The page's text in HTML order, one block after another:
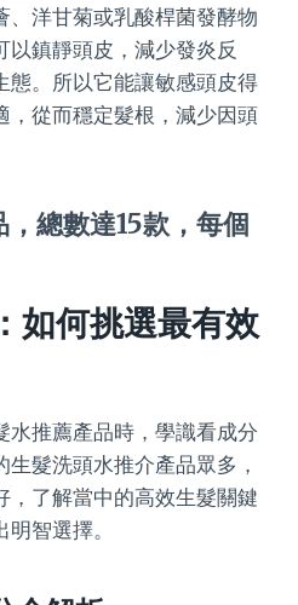
、洋甘菊或乳酸桿菌發酵物
鎮靜頭皮，減少發炎反
態。所以它能讓敏感頭皮得
，從而穩定髮根，減少因頭
總數達15款，每個
如何挑選最有效
水推薦產品時，學識看成分
髮洗頭水推介產品眾多，
，了解當中的高效生髮關鍵
智選擇。